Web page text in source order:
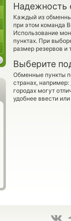
Надежность
Каждый из
при этом команда
Использование
пунктах. При
размер резервов и
Выберите
Обменные пункты
странах, например:
городах могут
удобнее ввести